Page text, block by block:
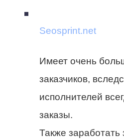
Seosprint.net
Имеет очень
заказчиков,
исполнителей
заказы.
Также